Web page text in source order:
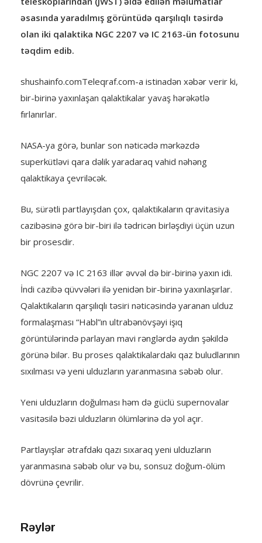
əsasında yaradılmış görüntüdə qarşılıqlı təsirdə
olan iki qalaktika NGC 2207 və IC 2163-ün fotosunu
təqdim edib.
shushainfo.comTeleqraf.com-a istinadən xəbər verir ki,
bir-birinə yaxınlaşan qalaktikalar yavaş hərəkətlə
fırlanırlar.
NASA-ya görə, bunlar son nəticədə mərkəzdə
superkütləvi qara dəlik yaradaraq vahid nəhəng
qalaktikaya çevriləcək.
Bu, sürətli partlayışdan çox, qalaktikaların qravitasiya
cazibəsinə görə bir-biri ilə tədricən birləşdiyi üçün uzun
bir prosesdir.
NGC 2207 və IC 2163 illər əvvəl də bir-birinə yaxın idi.
İndi cazibə qüvvələri ilə yenidən bir-birinə yaxınlaşırlar.
Qalaktikaların qarşılıqlı təsiri nəticəsində yaranan ulduz
formalaşması “Habl”ın ultrabənövşəyi işıq
görüntülərində parlayan mavi rənglərdə aydın şəkildə
görünə bilər. Bu proses qalaktikalardakı qaz buludlarının
sıxılması və yeni ulduzların yaranmasına səbəb olur.
Yeni ulduzların doğulması həm də güclü supernovalar
vasitəsilə bəzi ulduzların ölümlərinə də yol açır.
Partlayışlar ətrafdakı qazı sıxaraq yeni ulduzların
yaranmasına səbəb olur və bu, sonsuz doğum-ölüm
dövrünə çevrilir.
Rəylər